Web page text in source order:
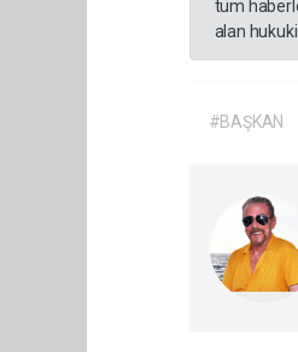
tüm
alan
#BAŞKAN